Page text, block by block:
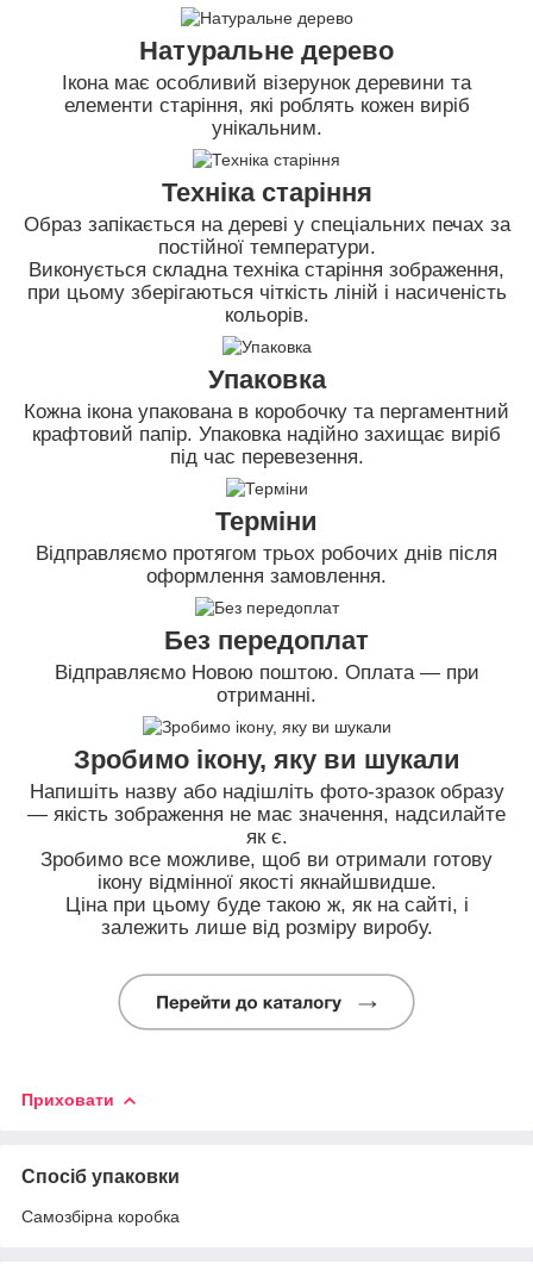
Натуральне дерево
Ікона має особливий візерунок деревини та
елементи старіння, які роблять кожен виріб
унікальним.
Техніка старіння
Образ запікається на дереві у спеціальних печах за
постійної температури.
Виконується складна техніка старіння зображення,
при цьому зберігаються чіткість ліній і насиченість
кольорів.
Упаковка
Кожна ікона упакована в коробочку та пергаментний
крафтовий папір. Упаковка надійно захищає виріб
під час перевезення.
Терміни
Відправляємо протягом трьох робочих днів після
оформлення замовлення.
Без передоплат
Відправляємо Новою поштою. Оплата — при
отриманні.
Зробимо ікону, яку ви шукали
Напишіть назву або надішліть фото-зразок образу
— якість зображення не має значення, надсилайте
як є.
Зробимо все можливе, щоб ви отримали готову
ікону відмінної якості якнайшвидше.
Ціна при цьому буде такою ж, як на сайті, і
залежить лише від розміру виробу.
Приховати
Спосіб упаковки
Самозбірна коробка